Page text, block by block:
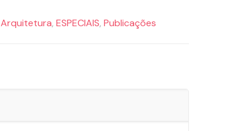
Arquitetura, ESPECIAIS, Publicações